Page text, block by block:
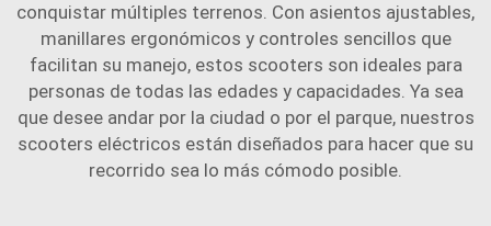
conquistar múltiples terrenos. Con asientos ajustables,
manillares ergonómicos y controles sencillos que
facilitan su manejo, estos scooters son ideales para
personas de todas las edades y capacidades. Ya sea
que desee andar por la ciudad o por el parque, nuestros
scooters eléctricos están diseñados para hacer que su
recorrido sea lo más cómodo posible.